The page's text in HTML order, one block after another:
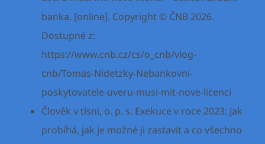
banka. [online]. Copyright © ČNB 2026.
Dostupné z:
https://www.cnb.cz/cs/o_cnb/vlog-
cnb/Tomas-Nidetzky-Nebankovni-
poskytovatele-uveru-musi-mit-nove-licenci
Člověk v tísni, o. p. s. Exekuce v roce 2023: Jak
probíhá, jak je možné ji zastavit a co všechno